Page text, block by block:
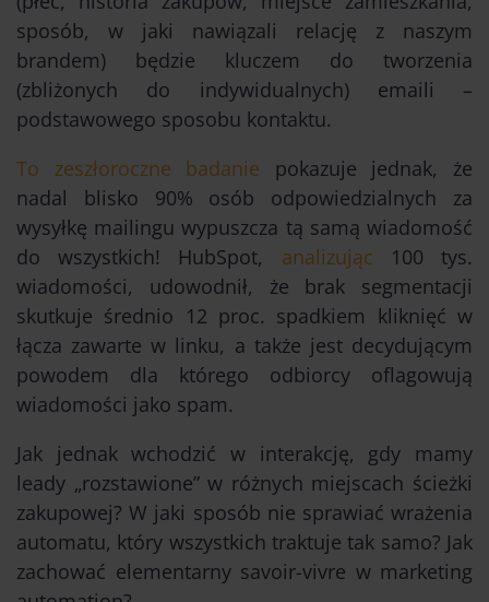
sposób, w jaki nawiązali relację z naszym
brandem) będzie kluczem do tworzenia
(zbliżonych do indywidualnych) emaili –
podstawowego sposobu kontaktu.
To zeszłoroczne badanie pokazuje jednak, że
nadal blisko 90% osób odpowiedzialnych za
wysyłkę mailingu wypuszcza tą samą wiadomość
do wszystkich! HubSpot, analizując 100 tys.
wiadomości, udowodnił, że brak segmentacji
skutkuje średnio 12 proc. spadkiem kliknięć w
łącza zawarte w linku, a także jest decydującym
powodem dla którego odbiorcy oflagowują
wiadomości jako spam.
Jak jednak wchodzić w interakcję, gdy mamy
leady „rozstawione” w różnych miejscach ścieżki
zakupowej? W jaki sposób nie sprawiać wrażenia
automatu, który wszystkich traktuje tak samo? Jak
zachować elementarny savoir-vivre w marketing